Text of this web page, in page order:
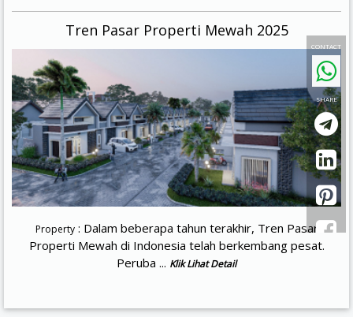
CONTACT
SHARE
Tren Pasar Properti Mewah 2025
Property: Dalam beberapa tahun terakhir, Tren Pasar
Properti Mewah di Indonesia telah berkembang pesat.
Peruba ... Klik Lihat Detail